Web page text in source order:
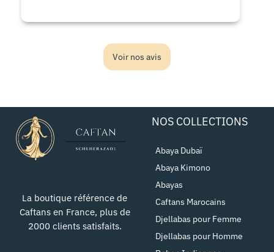
Voir nos avis
La boutique référence de
Caftans en France, plus de
2000 clients satisfaits.
NOS COLLECTIONS
Abaya Dubaï
Abaya Kimono
Abayas
Caftans Marocains
Djellabas pour Femme
Djellabas pour Homme